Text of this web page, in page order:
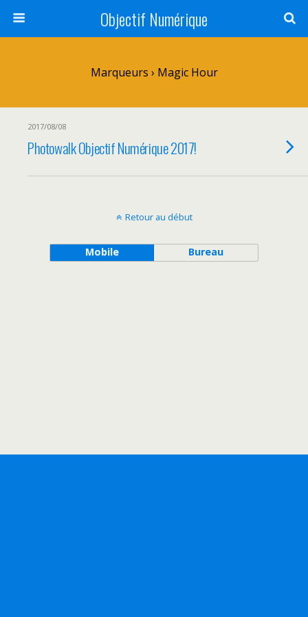
Objectif Numérique
Marqueurs › Magic Hour
2017/08/08
Photowalk Objectif Numérique 2017!
Retour au début
Mobile Bureau